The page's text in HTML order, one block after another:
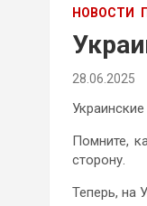
НОВОСТИ
28.06.2025
Помните,
сторону.
Теперь, на